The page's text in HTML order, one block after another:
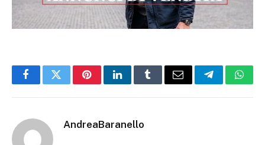
FacebookTwitterPinterestLinkedInTumblrEmail Telegram
AndreaBaranello